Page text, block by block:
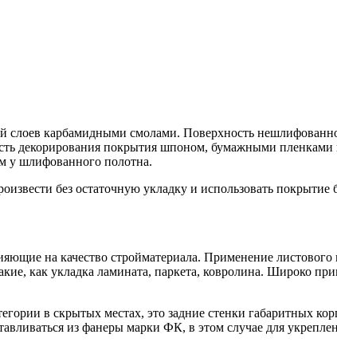
карбамидными смолами. Поверхность
декорирования покрытия шпоном, бумажными
у шлифованного полотна.
без остаточную укладку и использовать
на качество стройматериала. Применение
как укладка ламината, паркета, ковролина. Широко
в скрытых местах, это задние стенки габаритных
из фанеры марки ФК, в этом случае для